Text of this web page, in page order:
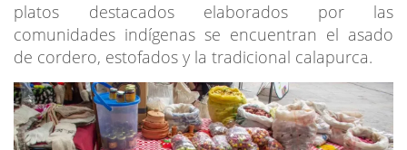
platos destacados elaborados por las
comunidades indígenas se encuentran el asado
de cordero, estofados y la tradicional calapurca.